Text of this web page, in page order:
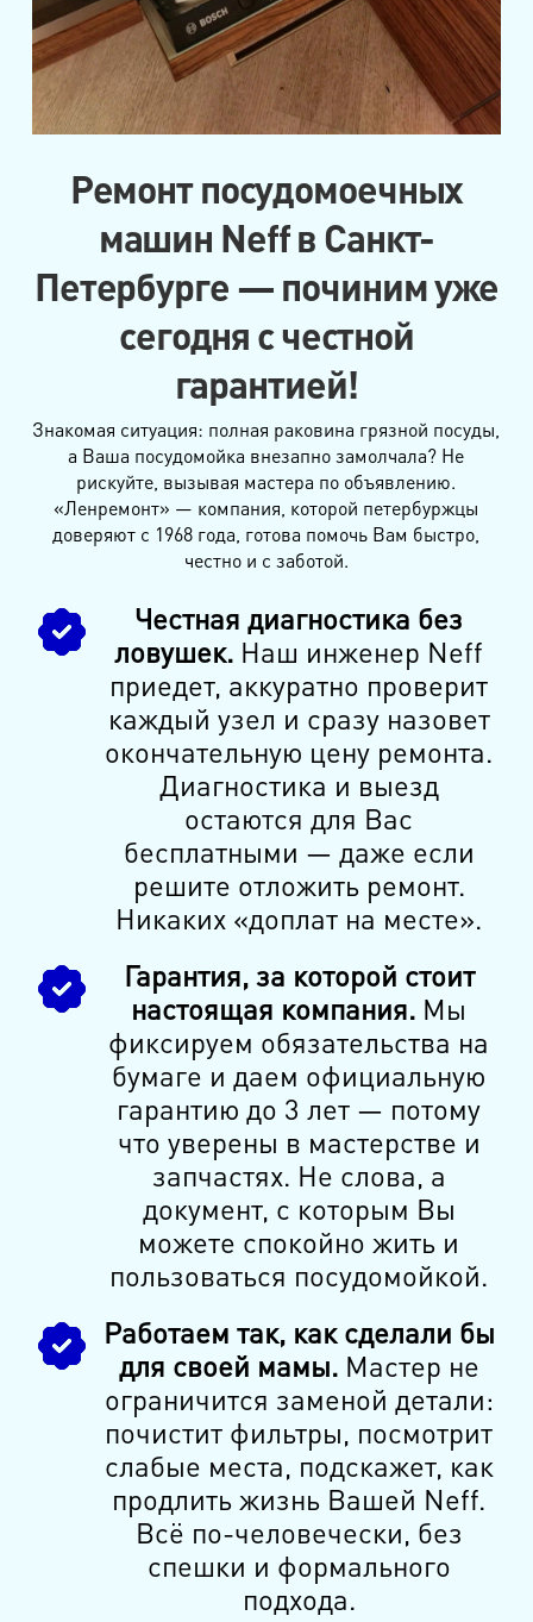
Ремонт посудомоечных
машин Neff в Санкт-
Петербурге — починим уже
сегодня с честной
гарантией!
Знакомая ситуация: полная раковина грязной посуды,
а Ваша посудомойка внезапно замолчала? Не
рискуйте, вызывая мастера по объявлению.
«Ленремонт» — компания, которой петербуржцы
доверяют с 1968 года, готова помочь Вам быстро,
честно и с заботой.
Честная диагностика без
ловушек. Наш инженер Neff
приедет, аккуратно проверит
каждый узел и сразу назовет
окончательную цену ремонта.
Диагностика и выезд
остаются для Вас
бесплатными — даже если
решите отложить ремонт.
Никаких «доплат на месте».
Гарантия, за которой стоит
настоящая компания. Мы
фиксируем обязательства на
бумаге и даем официальную
гарантию до 3 лет — потому
что уверены в мастерстве и
запчастях. Не слова, а
документ, с которым Вы
можете спокойно жить и
пользоваться посудомойкой.
Работаем так, как сделали бы
для своей мамы.Мастер не
ограничится заменой детали:
почистит фильтры, посмотрит
слабые места, подскажет, как
продлить жизнь Вашей Neff.
Всё по-человечески, без
спешки и формального
подхода.